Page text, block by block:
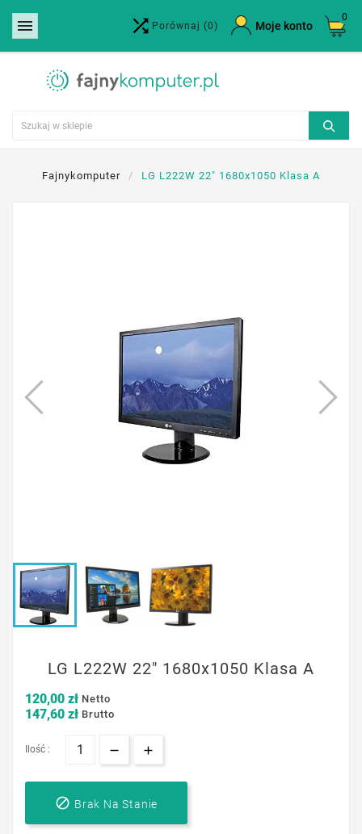
  Porównaj (0) Moje konto
0
Fajnykomputer LG L222W 22" 1680x1050 Klasa A
LG L222W 22" 1680x1050 Klasa A
120,00 zł Netto
147,60 zł Brutto
Ilość :
 Brak Na Stanie
Utwórz listę życzeń ×
Nazwa listy życzeń
Anuluj Utwórz listę życzeń